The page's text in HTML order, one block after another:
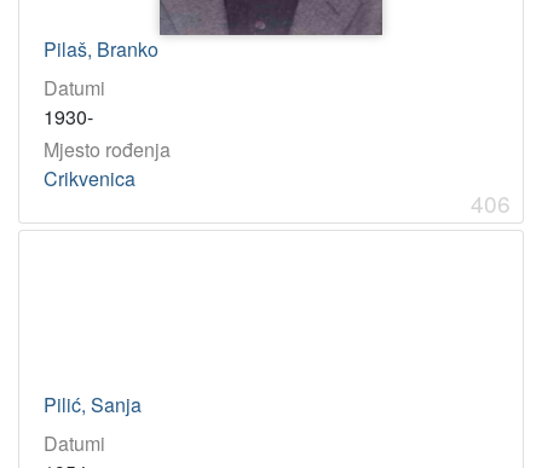
Pilaš, Branko
Datumi
1930-
Mjesto rođenja
Crikvenica
406
Pilić, Sanja
Datumi